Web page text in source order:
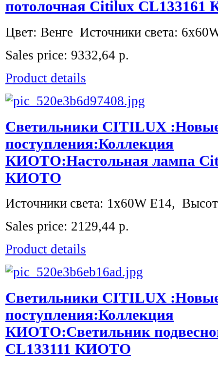
потолочная Citilux
Цвет: Венге Источники света:
Sales price: 9332,64 р.
Product details
Светильники CITILUX
поступления:Коллекция
КИОТО:Настольная лампа
КИОТО
Источники света: 1x60W E14,
Sales price: 2129,44 р.
Product details
Светильники CITILUX
поступления:Коллекция
КИОТО:Светильник
CL133111 КИОТО